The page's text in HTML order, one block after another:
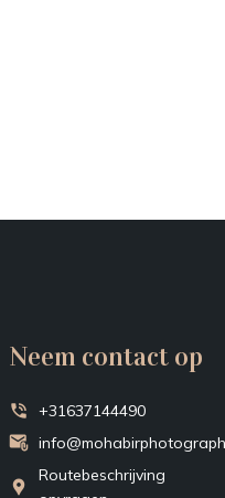
Neem contact op
+31637144490
Routebeschrijving